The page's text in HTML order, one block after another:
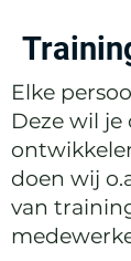
Elke
Deze wil
doen wij
van